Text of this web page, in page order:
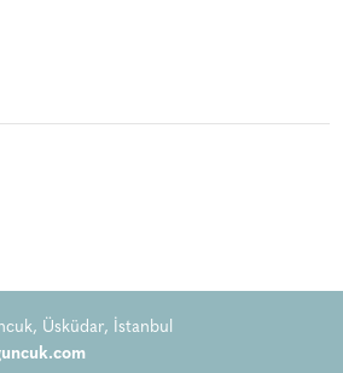
Üsküdar, İstanbul